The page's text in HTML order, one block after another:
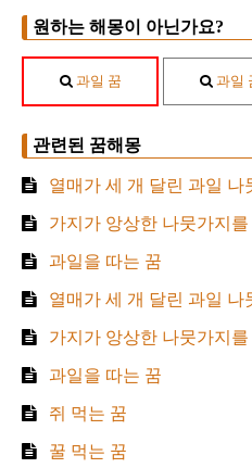
원하는 해몽이 아닌가요?
과일 꿈 과일
관련된 꿈해몽
열매가 세 개 달린 과일 나
가지가 앙상한 나뭇가지
과일을 따는 꿈
열매가 세 개 달린 과일 나
가지가 앙상한 나뭇가지
과일을 따는 꿈
쥐 먹는 꿈
꿀 먹는 꿈